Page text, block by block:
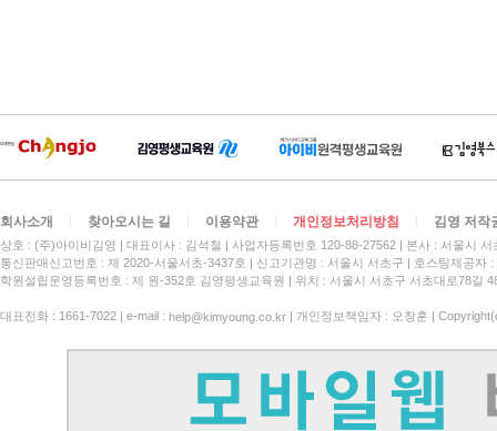
회사소개 찾아오시는 길 이용약관 개인정보처리방침 김영 저작
상호 : (주)아이비김영 대표이사 : 김석철 사업자등록번호 120-88-27562
본사 : 서울시
통신판매신고번호 : 제 2020-서울서초-3437호
신고기관명 : 서울시 서초구
호스팅제공자
학원설립운영등록번호 : 제 원-352호 김영평생교육원 | 위치 : 서울시 서초구 서초대로78길
대표전화 : 1661-7022 | e-mail : help@kimyoung.co.kr | 개인정보책임자 : 오창훈 |